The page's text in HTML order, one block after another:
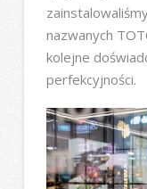
nazwanych
kolejne
perfekcyjności.